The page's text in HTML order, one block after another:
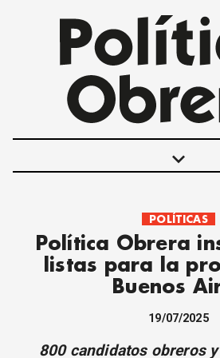
keyboard_arrow_down
POLÍTICAS
MOVIMIENTO
MUJER
JUVENTUD
POLÍTICAS
Política Obrera
listas para la
Buenos
19/07/2025
800 candidatos obreros